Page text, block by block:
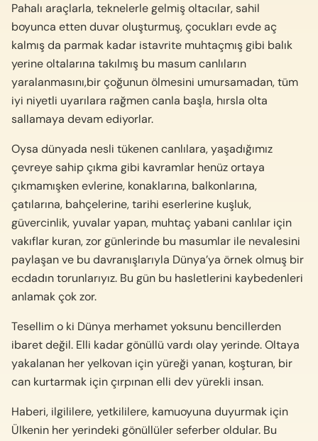
Pahalı araçlarla, teknelerle gelmiş oltacılar, sahil
boyunca etten duvar oluşturmuş, çocukları evde aç
kalmış da parmak kadar istavrite muhtaçmış gibi balık
yerine oltalarına takılmış bu masum canlıların
yaralanmasını,bir çoğunun ölmesini umursamadan, tüm
iyi niyetli uyarılara rağmen canla başla, hırsla olta
sallamaya devam ediyorlar.
Oysa dünyada nesli tükenen canlılara, yaşadığımız
çevreye sahip çıkma gibi kavramlar henüz ortaya
çıkmamışken evlerine, konaklarına, balkonlarına,
çatılarına, bahçelerine, tarihi eserlerine kuşluk,
güvercinlik, yuvalar yapan, muhtaç yabani canlılar için
vakıflar kuran, zor günlerinde bu masumlar ile nevalesini
paylaşan ve bu davranışlarıyla Dünya’ya örnek olmuş bir
ecdadın torunlarıyız. Bu gün bu hasletlerini kaybedenleri
anlamak çok zor.
Tesellim o ki Dünya merhamet yoksunu bencillerden
ibaret değil. Elli kadar gönüllü vardı olay yerinde. Oltaya
yakalanan her yelkovan için yüreği yanan, koşturan, bir
can kurtarmak için çırpınan elli dev yürekli insan.
Haberi, ilgililere, yetkililere, kamuoyuna duyurmak için
Ülkenin her yerindeki gönüllüler seferber oldular. Bu